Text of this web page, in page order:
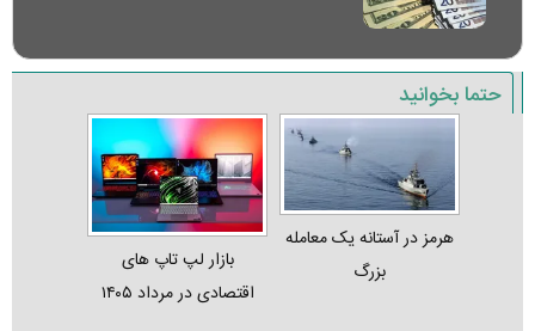
حتما بخوانید
هرمز در آستانه یک معامله
بزرگ
بازار لپ‌ تاپ‌ های
اقتصادی در مرداد ۱۴۰۵